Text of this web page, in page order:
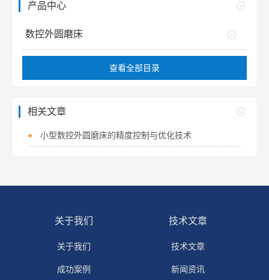
产品中心
数控外圆磨床
查看全部目录
相关文章
小型数控外圆磨床的精度控制与优化技术
关于我们
关于我们
成功案例
技术文章
技术文章
新闻资讯